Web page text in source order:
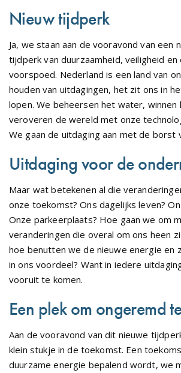
Nieuw tijdperk
Ja, we staan aan de vooravond van een
tijdperk van duurzaamheid, veiligheid en
voorspoed. Nederland is een land van
houden van uitdagingen, het zit ons in
lopen. We beheersen het water, winnen
veroveren de wereld met onze
We gaan de uitdaging aan met de borst
Uitdaging voor de
Maar wat betekenen al die
onze toekomst? Ons dagelijks leven?
Onze parkeerplaats? Hoe gaan we om
veranderingen die overal om ons heen
hoe benutten we de nieuwe energie en
in ons voordeel? Want in iedere
vooruit te komen.
Een plek om ongeremd
Aan de vooravond van dit nieuwe
klein stukje in de toekomst. Een
duurzame energie bepalend wordt, we